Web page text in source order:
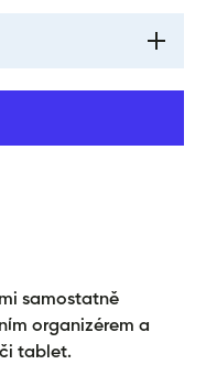
I18n
samostatně
organizérem a
tablet.